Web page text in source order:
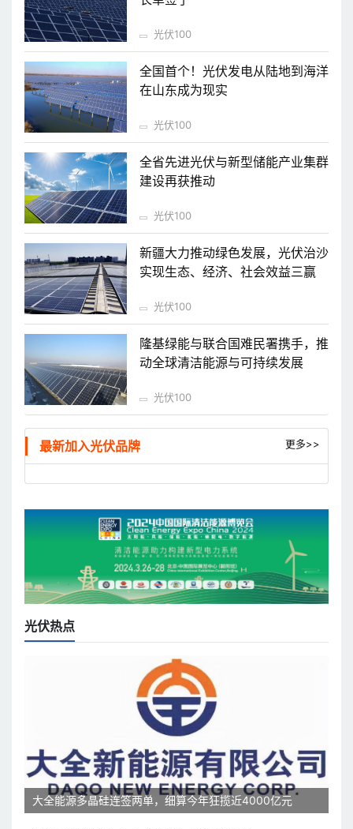
光伏100
全国首个！光伏发电从陆地到海洋
在山东成为现实
光伏100
全省先进光伏与新型储能产业集群
建设再获推动
光伏100
新疆大力推动绿色发展，光伏治沙
实现生态、经济、社会效益三赢
光伏100
隆基绿能与联合国难民署携手，推
动全球清洁能源与可持续发展
光伏100
最新加入光伏品牌 更多>>
光伏热点
大全能源多晶硅连签两单，细算今年狂揽近4000亿元